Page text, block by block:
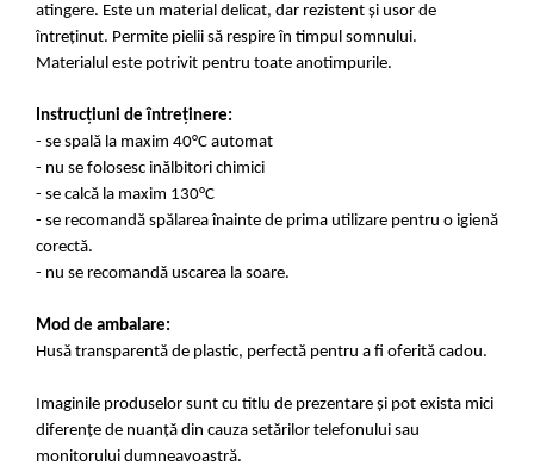
atingere. Este un material delicat, dar rezistent și usor de
întreținut. Permite pielii să respire în timpul somnului.
Materialul este potrivit pentru toate anotimpurile.
Instrucțiuni de întreținere:
- se spală la maxim 40°C automat
- nu se folosesc inălbitori chimici
- se calcă la maxim 130°C
- se recomandă spălarea înainte de prima utilizare pentru o igienă
corectă.
- nu se recomandă uscarea la soare.
Mod de ambalare:
Husă transparentă de plastic, perfectă pentru a fi oferită cadou.
Imaginile produselor sunt cu titlu de prezentare și pot exista mici
diferențe de nuanță din cauza setărilor telefonului sau
monitorului dumneavoastră.